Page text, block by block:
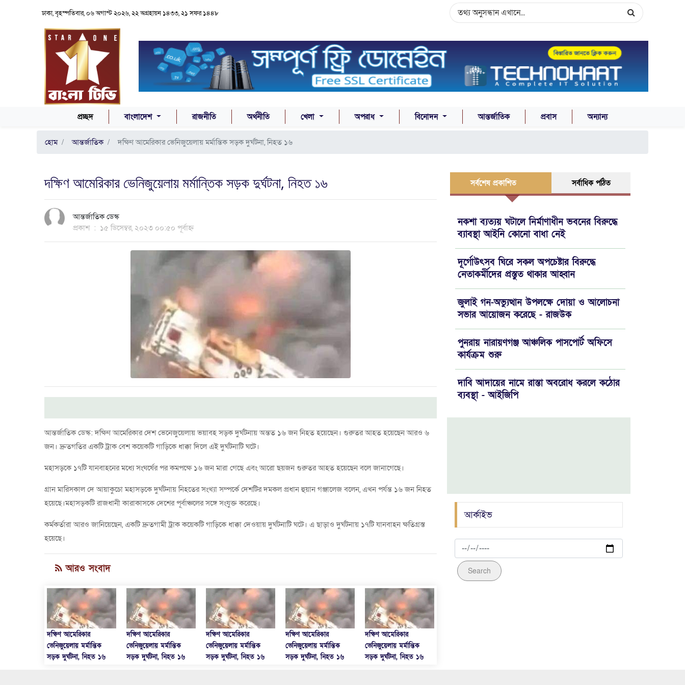
ঢাকা, বৃহস্পতিবার, ০৬ অগাস্ট ২০২৬, ২২ অগ্রহায়ন ১৪৩৩, ২১ সফর ১৪৪৮
প্রচ্ছদ(CURRENT)বাংলাদেশ রাজনীতি অর্থনীতি খেলা অপরাধ বিনোদন আন্তর্জাতিক প্রবাস অন্যান্য
হোম আন্তর্জাতিক দক্ষিণ আমেরিকার ভেনিজুয়েলায় মর্মান্তিক সড়ক দুর্ঘটনা, নিহত ১৬
দক্ষিণ আমেরিকার ভেনিজুয়েলায় মর্মান্তিক সড়ক দুর্ঘটনা, নিহত ১৬
আন্তর্জাতিক ডেস্ক
প্রকাশ : ১৫ ডিসেম্বর, ২০২৩ ০০:৫০ পূর্বাহ্ন
আন্তর্জাতিক ডেস্ক: দক্ষিণ আমেরিকার দেশ ভেনেজুয়েলায় ভয়াবহ সড়ক দুর্ঘটনায় অন্তত ১৬ জন নিহত হয়েছেন। গুরুতর আহত হয়েছেন আরও ৬
জন। দ্রুতগতির একটি ট্রাক বেশ কয়েকটি গাড়িকে ধাক্কা দিলে এই দুর্ঘটনাটি ঘটে।
মহাসড়কে ১৭টি যানবাহনের মধ্যে সংঘর্ষের পর কমপক্ষে ১৬ জন মারা গেছে এবং আরো ছয়জন গুরুতর আহত হয়েছেন বলে জানাগেছে।
গ্রান মারিসকাল দে আয়াকুচো মহাসড়কে দুর্ঘটনায় নিহতের সংখ্যা সম্পর্কে দেশটির দমকল প্রধান হুয়ান গঞ্জালেজ বলেন, এখন পর্যন্ত ১৬ জন নিহত
হয়েছে।মহাসড়কটি রাজধানী কারাকাসকে দেশের পূর্বাঞ্চলের সঙ্গে সংযুক্ত করেছে।
কর্মকর্তারা আরও জানিয়েছেন, একটি দ্রুতগামী ট্রাক কয়েকটি গাড়িকে ধাক্কা দেওয়ায় দুর্ঘটনাটি ঘটে। এ ছাড়াও দুর্ঘটনায় ১৭টি যানবাহন ক্ষতিগ্রস্ত
হয়েছে।
আরও সংবাদ
দক্ষিণ আমেরিকার
ভেনিজুয়েলায় মর্মান্তিক
সড়ক দুর্ঘটনা, নিহত ১৬
দক্ষিণ আমেরিকার
ভেনিজুয়েলায় মর্মান্তিক
সড়ক দুর্ঘটনা, নিহত ১৬
দক্ষিণ আমেরিকার
ভেনিজুয়েলায় মর্মান্তিক
সড়ক দুর্ঘটনা, নিহত ১৬
দক্ষিণ আমেরিকার
ভেনিজুয়েলায় মর্মান্তিক
সড়ক দুর্ঘটনা, নিহত ১৬
দক্ষিণ আমেরিকার
ভেনিজুয়েলায় মর্মান্তিক
সড়ক দুর্ঘটনা, নিহত ১৬
সর্বশেষ প্রকাশিত সর্বাধিক পঠিত
নকশা ব্যত্যয় ঘটালে নির্মাণাধীন ভবনের বিরুদ্ধে
ব্যাবস্থা আইনি কোনো বাধা নেই
দূর্গোউৎসব ঘিরে সকল অপচেষ্টার বিরুদ্ধে
নেতাকর্মীদের প্রস্তুত থাকার আহ্বান
জুলাই গন-অভ্যুত্থান উপলক্ষে দোয়া ও আলোচনা
সভার আয়োজন করেছে - রাজউক
পুনরায় নারায়ণগঞ্জ আঞ্চলিক পাসপোর্ট অফিসে
কার্যক্রম শুরু
দাবি আদায়ের নামে রাস্তা অবরোধ করলে কঠোর
ব্যবস্থা - আইজিপি
মহানগর যুবদলের বর্ণাঢ্য র‍্যালিতে ইমরান
ভূঁইয়া'র চমক
জন মাদক ব্যবসায়ী আটক
আওয়ামীলীগ নেতা হত্যাকান্ডে জড়িত ০৯ আসামী
গ্রেফতার
আর্কাইভ
Search